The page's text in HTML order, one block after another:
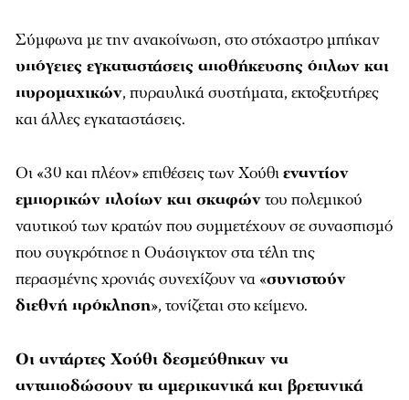
Σύμφωνα με την ανακοίνωση, στο στόχαστρο μπήκαν
υπόγειες εγκαταστάσεις αποθήκευσης όπλων και
πυρομαχικών, πυραυλικά συστήματα, εκτοξευτήρες
και άλλες εγκαταστάσεις.
Οι «30 και πλέον» επιθέσεις των Χούθιεναντίον
εμπορικών πλοίων και σκαφώντου πολεμικού
ναυτικού των κρατών που συμμετέχουν σε συνασπισμό
που συγκρότησε η Ουάσιγκτον στα τέλη της
περασμένης χρονιάς συνεχίζουν να «συνιστούν
διεθνή πρόκληση», τονίζεται στο κείμενο.
Οι αντάρτες Χούθι δεσμεύθηκαν να
ανταποδώσουν τα αμερικανικά και βρετανικά